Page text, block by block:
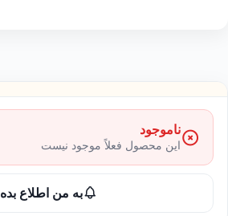
ناموجود
این محصول فعلاً موجود نیست
به من اطلاع بده